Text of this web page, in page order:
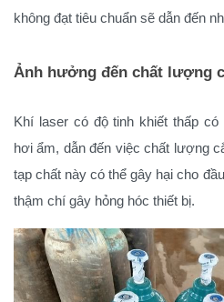
không đạt tiêu chuẩn sẽ dẫn đến
Ảnh hưởng đến chất lượng
Khí laser có độ tinh khiết thấp
hơi ẩm, dẫn đến việc chất lượng
tạp chất này có thể gây hại cho
thậm chí gây hỏng hóc thiết bị.